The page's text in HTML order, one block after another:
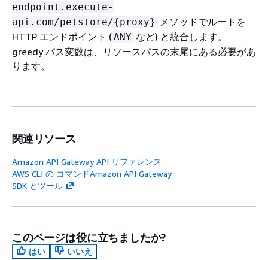
endpoint.execute-
api.com/petstore/{proxy}
メソッドでルートを
HTTP エンドポイント (ANY など) と統合します。
greedy パス変数は、リソースパスの末尾にある必要があ
ります。
関連リソース
Amazon API Gateway API リファレンス
AWS CLI の コマンドAmazon API Gateway
SDK とツール
このページは役に立ちましたか?
はい
いいえ